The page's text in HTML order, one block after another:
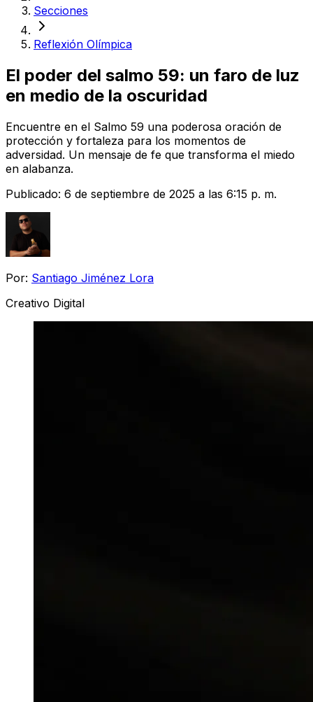
Secciones
Reflexión Olímpica
El poder del salmo 59: un faro de luz
en medio de la oscuridad
Encuentre en el Salmo 59 una poderosa oración de
protección y fortaleza para los momentos de
adversidad. Un mensaje de fe que transforma el miedo
en alabanza.
Publicado: 6 de septiembre de 2025 a las 6:15 p. m.
Por: Santiago Jiménez Lora
Creativo Digital